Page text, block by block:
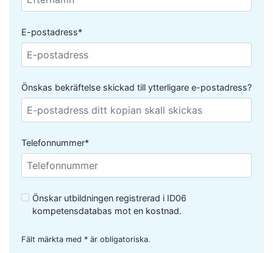
E-postadress*
Önskas bekräftelse skickad till ytterligare e-postadress?
Telefonnummer*
Önskar utbildningen registrerad i ID06
kompetensdatabas mot en kostnad.
Fält märkta med * är obligatoriska.